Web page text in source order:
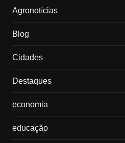
Agronotícias
Blog
Cidades
Destaques
economia
educação